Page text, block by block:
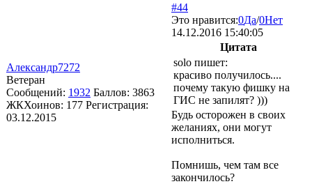
Александр7272
Ветеран
Сообщений: 1932 Баллов: 3863
ЖКХоинов: 177 Регистрация:
03.12.2015
#44
Это нравится:0Да/0Нет
14.12.2016 15:40:05
Цитата
solo пишет:
красиво получилось....
почему такую фишку на
ГИС не запилят? )))
Будь осторожен в своих
желаниях, они могут
исполниться.
Помнишь, чем там все
закончилось?